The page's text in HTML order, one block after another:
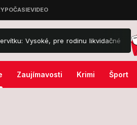
pre rodinu likvidačné HOROR
Zaujímavosti Krimi Šport